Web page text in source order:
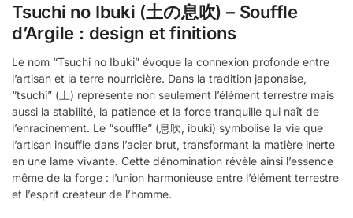
Tsuchi no Ibuki (土の息吹) – Souffle
d’Argile : design et finitions
Le nom “Tsuchi no Ibuki” évoque la connexion profonde entre
l’artisan et la terre nourricière. Dans la tradition japonaise,
“tsuchi” (土) représente non seulement l’élément terrestre mais
aussi la stabilité, la patience et la force tranquille qui naît de
l’enracinement. Le “souffle” (息吹, ibuki) symbolise la vie que
l’artisan insuffle dans l’acier brut, transformant la matière inerte
en une lame vivante. Cette dénomination révèle ainsi l’essence
même de la forge : l’union harmonieuse entre l’élément terrestre
et l’esprit créateur de l’homme.